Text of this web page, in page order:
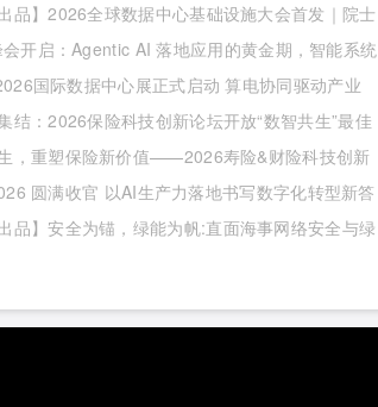
出品】2026全球数据中心基础设施大会首发｜院士
头部企业已确认，500人齐聚上海
开启：Agentic AI 落地应用的黄金期，智能系统
国际数据中心展正式启动 算电协同驱动产业
球合作平台
结：2026保险科技创新论坛开放“数智共生”最佳
，重塑保险新价值——2026寿险&财险科技创新
圆满收官 以AI生产力落地书写数字化转型新答
出品】安全为锚，绿能为帆:直面海事网络安全与绿